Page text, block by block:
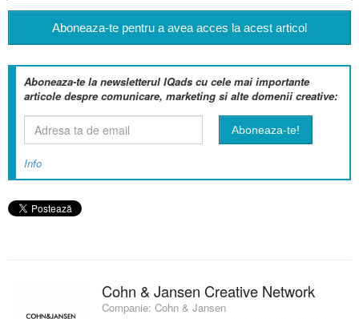
Aboneaza-te pentru a avea acces la acest articol
Aboneaza-te la newsletterul IQads cu cele mai importante
articole despre comunicare, marketing si alte domenii creative:
Info
Cohn & Jansen Creative Network
Companie: Cohn & Jansen